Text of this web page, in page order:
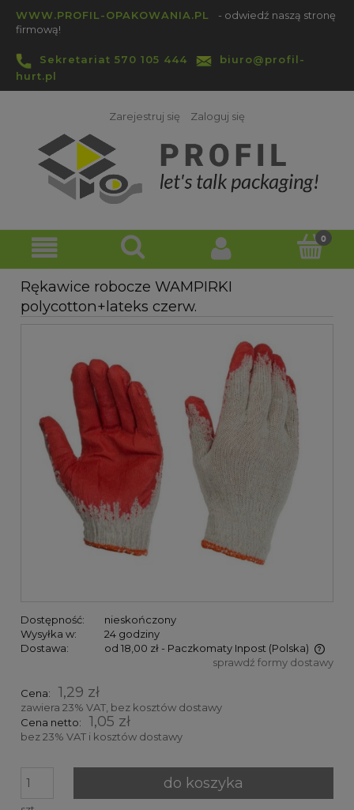
WWW.PROFIL-OPAKOWANIA.PL
- odwiedź naszą stronę
firmową!
Sekretariat 570 105 444
biuro@profil-
hurt.pl
Zarejestruj się Zaloguj się
Rękawice robocze WAMPIRKI
polycotton+lateks czerw.
Dostępność:
nieskończony
Wysyłka w:
24 godziny
Dostawa:
od 18,00 zł - Paczkomaty Inpost (Polska)
Cena nie zawiera ewentualnych kosztów płatności
sprawdź formy dostawy
Cena: 1,29 zł
zawiera 23% VAT, bez kosztów dostawy
Cena netto:
1,05 zł
bez 23% VAT i kosztów dostawy
do koszyka